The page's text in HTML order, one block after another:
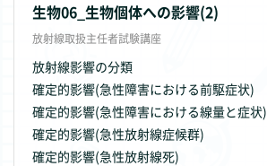
生物06_生物個体への影響(2)
放射線取扱主任者試験講座
放射線影響の分類
確定的影響(急性障害における前駆症状)
確定的影響(急性障害における線量と症状)
確定的影響(急性放射線症候群)
確定的影響(急性放射線死)